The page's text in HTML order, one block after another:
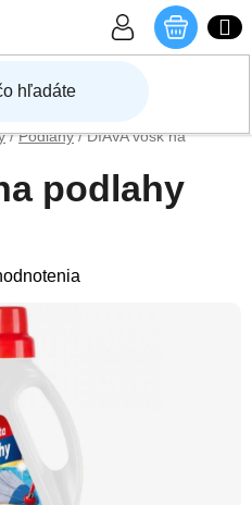
/ Podlahy / DIAVA vosk na
podlahy
je 0,0 z 5 hviezdičiek.